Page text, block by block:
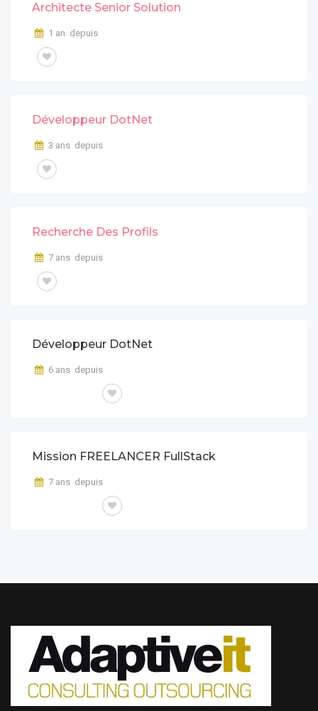
Architecte Senior Solution
1 an depuis
Développeur DotNet
3 ans depuis
Recherche Des Profils
7 ans depuis
Développeur DotNet
6 ans depuis
Mission FREELANCER FullStack
7 ans depuis